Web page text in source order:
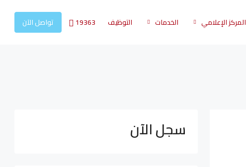
المركز الإعلامي الخدمات التوظيف 19363 تواصل الآن
سجل الآن